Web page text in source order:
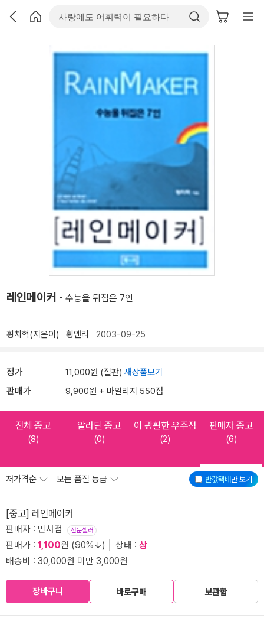
레인메이커 - 수능을 뒤집은 7인
황치혁(지은이) 황앤리 2003-09-25
정가 11,000원 (절판) 새상품보기
판매가 9,900원 + 마일리지 550점
전체 중고
(8)
알라딘 중고
(0)
이 광활한 우주점
(2)
판매자 중고
(6)
반값택배만 보기
저가격순 모든 품질 등급
[중고] 레인메이커
판매자 : 민서점 전문셀러
판매가 : 1,100원 (90%↓) │ 상태 : 상
배송비 : 30,000원 미만 3,000원
장바구니 바로구매 보관함